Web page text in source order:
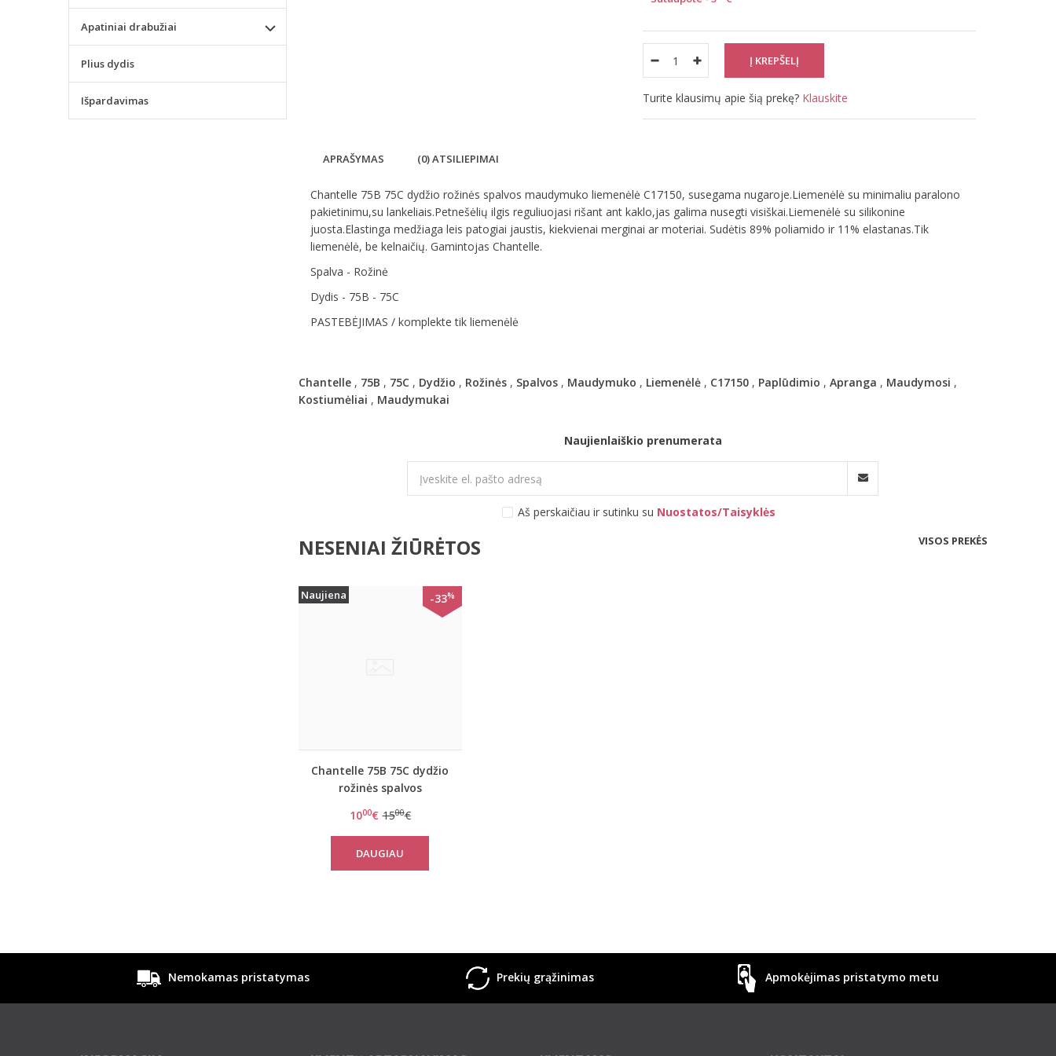
Turite klausimų apie šią prekę? Klauskite
APRAŠYMAS (0) ATSILIEPIMAI
Chantelle 75B 75C dydžio rožinės spalvos maudymuko liemenėlė C17150, susegama nugaroje.Liemenėlė su minimaliu paralono
pakietinimu,su lankeliais.Petnešėlių ilgis reguliuojasi rišant ant kaklo,jas galima nusegti visiškai.Liemenėlė su silikonine
juosta.Elastinga medžiaga leis patogiai jaustis, kiekvienai merginai ar moteriai. Sudėtis 89% poliamido ir 11% elastanas.Tik
liemenėlė, be kelnaičių. Gamintojas Chantelle.
Spalva - Rožinė
Dydis - 75B - 75C
PASTEBĖJIMAS / komplekte tik liemenėlė
Chantelle, 75B , 75C, Dydžio , Rožinės, Spalvos, Maudymuko , Liemenėlė, C17150, Paplūdimio , Apranga , Maudymosi ,
Kostiumėliai , Maudymukai
Naujienlaiškio prenumerata
Aš perskaičiau ir sutinku su Nuostatos/Taisyklės
NESENIAI ŽIŪRĖTOS VISOS PREKĖS
Naujiena -33%
Chantelle 75B 75C dydžio
rožinės spalvos
C17150
1000€ 1500€
DAUGIAU
Apatiniai drabužiai
Plius dydis
Išpardavimas
Nemokamas pristatymas Prekių grąžinimas Apmokėjimas pristatymo metu